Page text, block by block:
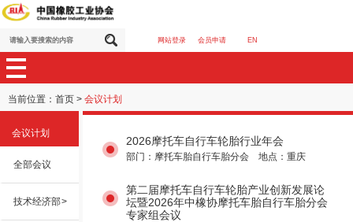
网站登录 会员申请 EN
当前位置： 首页 > 会议计划
会议计划
全部会议
技术经济部>
2026摩托车自行车轮胎行业年会
部门：摩托车胎自行车胎分会 地点：重庆
第二届摩托车自行车轮胎产业创新发展论
坛暨2026年中橡协摩托车胎自行车胎分会
专家组会议